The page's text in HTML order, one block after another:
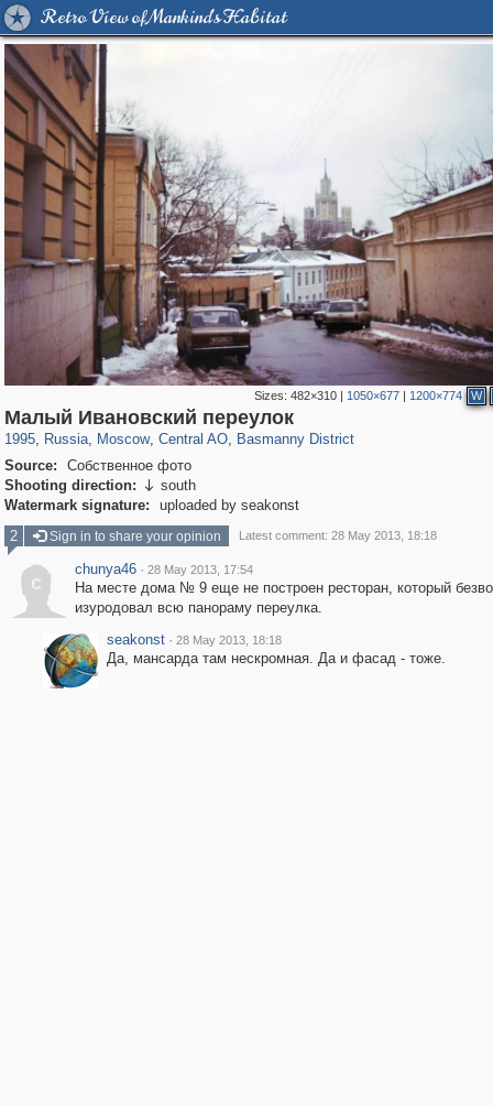
Retro View of Mankind's Habitat
Sizes:482×310 | 1050×677 | 1200×774 W
Малый Ивановский переулок
1995, Russia
1,406,685 29,243
, Moscow
319,864 8,286
, Central AO
160,011 5,916
, Basmanny District
13,204 520
Source:
Собственное фото
Shooting direction:  south
Watermark signature:
uploaded by seakonst
2
Sign in to share your opinion Latest comment: 28 May 2013, 18:18
c
chunya46 · 28 May 2013, 17:54
На месте дома № 9 еще не построен ресторан, который
изуродовал всю панораму переулка.
seakonst · 28 May 2013, 18:18
Да, мансарда там нескромная. Да и фасад - тоже.